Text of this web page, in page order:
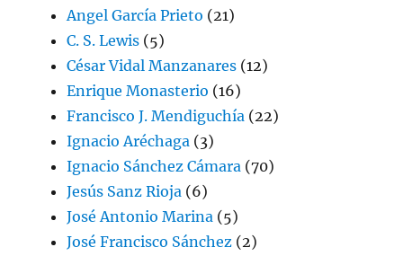
Angel García Prieto (21)
C. S. Lewis (5)
César Vidal Manzanares (12)
Enrique Monasterio (16)
Francisco J. Mendiguchía (22)
Ignacio Aréchaga (3)
Ignacio Sánchez Cámara (70)
Jesús Sanz Rioja (6)
José Antonio Marina (5)
José Francisco Sánchez (2)